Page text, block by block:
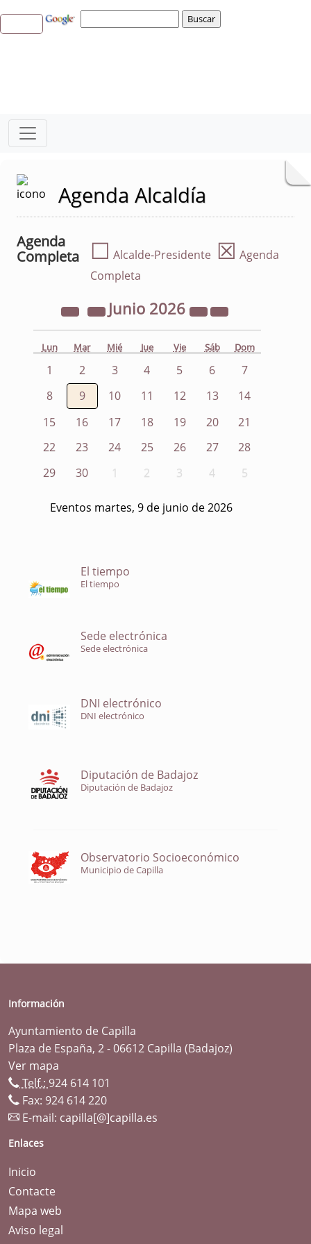
Agenda Alcaldía
Agenda
Completa
☐ Alcalde-Presidente ☒ Agenda
Completa
Junio 2026
Lun Mar Mié Jue Vie Sáb Dom
1 2 3 4 5 6
7
8
9 10 11 12 13
14
15
16 17 18 19 20
21
22
23 24 25 26 27
28
29
30 1 2 3 4 5
Eventos martes, 9 de junio de 2026
El tiempo
El tiempo
Sede electrónica
Sede electrónica
DNI electrónico
DNI electrónico
Diputación de Badajoz
Diputación de Badajoz
Observatorio Socioeconómico
Municipio de Capilla
Información
Ayuntamiento de Capilla
Plaza de España, 2 - 06612 Capilla (Badajoz)
Ver mapa
Telf.: 924 614 101
Fax: 924 614 220
E-mail: capilla[@]capilla.es
Enlaces
Inicio
Contacte
Mapa web
Aviso legal